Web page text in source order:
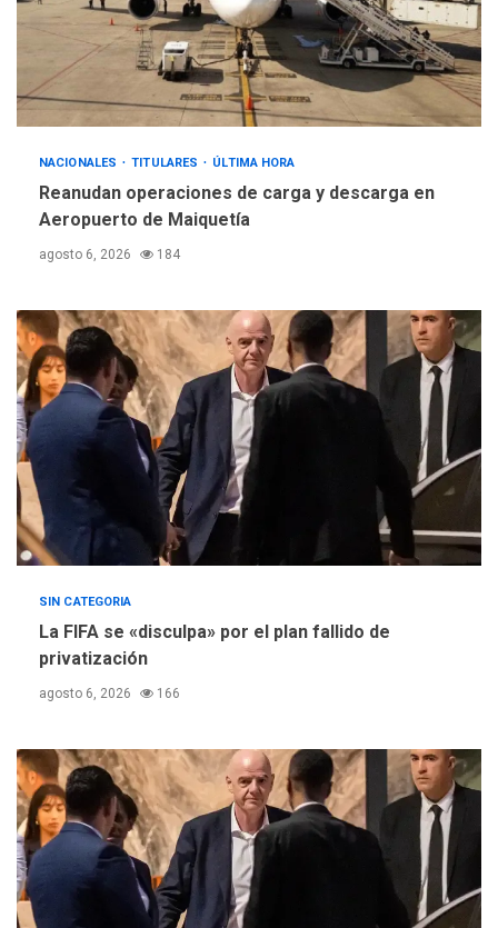
REGIONALES
TITULARES
ÚLTIMA HORA
Concejo Municipal de
Mariño respalda a Cámara
de Comercio para reforma
de Ley de Puerto Libre
NACIONALES TITULARES ÚLTIMA HORA
Reanudan operaciones de carga y descarga en
Aeropuerto de Maiquetía
agosto 6, 2026 184
SIN CATEGORIA
La FIFA se «disculpa» por el plan fallido de
privatización
agosto 6, 2026 166